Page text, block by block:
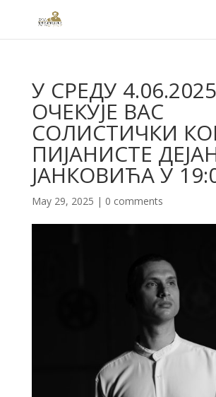
У СРЕДУ
ОЧЕКУЈЕ ВАС
СОЛИСТИЧКИ
ПИЈАНИСТЕ
ЈАНКОВИЋА У
May 29, 2025 | 0 comments